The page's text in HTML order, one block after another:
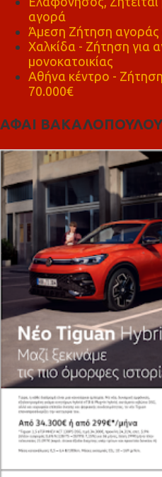
αγορά
Άμεση Ζήτηση αγοράς
Χαλκίδα - Ζήτηση για
μονοκατοικίας
Αθήνα κέντρο -
70.000€
ΑΦΑΙ ΒΑΚΑΛΟΠΟΥΛΟΥ